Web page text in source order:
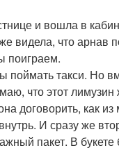
и вошла в
видела, что арнав
поиграем.
такси. Но
что этот
договорить, как
И сразу же
пакет. В